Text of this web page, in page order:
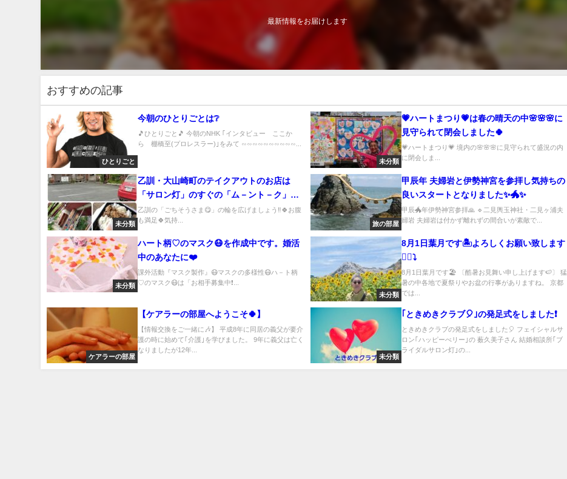
最新情報をお届けします
おすすめの記事
ひとりごと
今朝のひとりごとは❔
🎵ひとりごと🎵 今朝のNHK ｢インタビュー ここか
ら 棚橋至(プロレスラー)｣をみて ∽∽∽∽∽∽∽∽∽∽...
未分類
💗ハートまつり💗は春の晴天の中🌸🌸🌸に
見守られて閉会しました🍀
💗ハートまつり💗 境内の🌸🌸🌸に見守られて盛況の内
に閉会しま...
未分類
乙訓・大山崎町のテイクアウトのお店は
「サロン灯」のすぐの「ム－ント－ク」さ
んです🎶
乙訓の「ごちそうさま😋」の輪を広げましょう‼️🍀お腹
も満足🍀気持...
旅の部屋
甲辰年 夫婦岩と伊勢神宮を参拝し気持ちの
良いスタートとなりました✨️🐲✨️
甲辰🐲年伊勢神宮参拝🙏 🔹二見輿玉神社・二見ヶ浦夫
婦岩 夫婦岩は付かず離れずの間合いが素敵で...
未分類
ハート柄♡のマスク😷を作成中です。婚活
中のあなたに❤️
課外活動『マスク製作』😷マスクの多様性😷ハ－ト柄
♡のマスク😷は「お相手募集中❗...
未分類
8月1日葉月です🏝よろしくお願い致します
🙇‍♀️⤵️
8月1日葉月です🏖 〔酷暑お見舞い申し上げます🍉〕 猛
暑の中各地で夏祭りやお盆の行事がありますね。 京都
では...
ケアラーの部屋
【ケアラーの部屋へようこそ🍀】
【情報交換をご一緒に🎶】 平成8年に同居の義父が要介
護の時に始めて｢介護｣を学びました。 9年に義父は亡く
なりましたが12年...
未分類
｢ときめきクラブ🎈｣の発足式をしました❗
ときめきクラブの発足式をしました🎈 フェイシャルサ
ロン｢ハッピーべリー｣の 薮久美子さん 結婚相談所｢ブ
ライダルサロン灯｣の...